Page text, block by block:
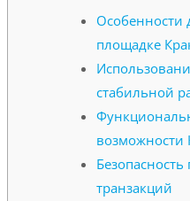
Особенности
площадке
стабильной
возможности
транзакций